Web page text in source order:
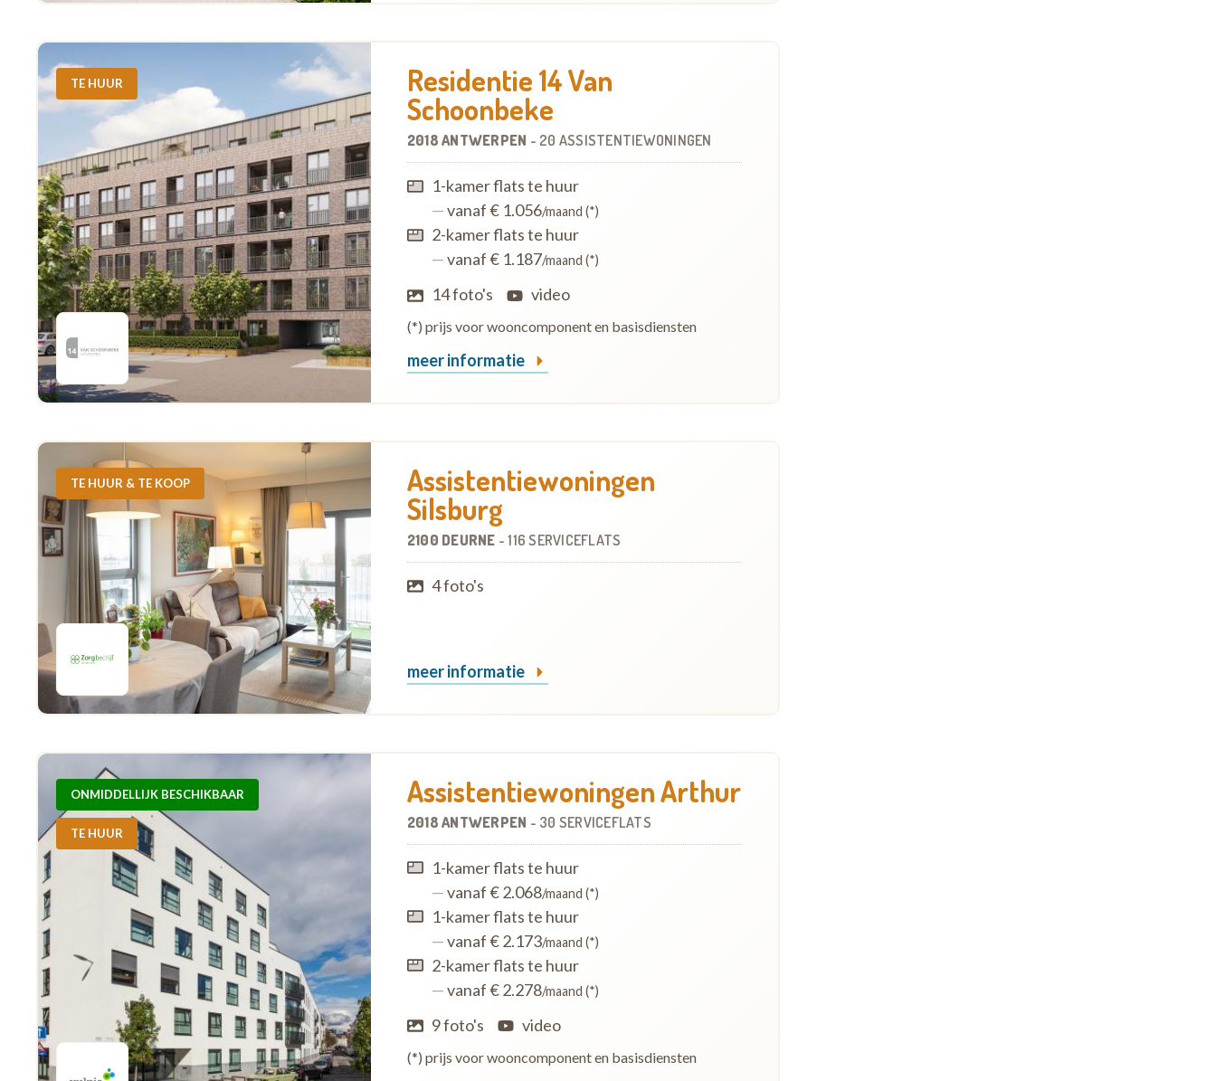
TE HUUR Residentie 14 Van
Schoonbeke
2018 ANTWERPEN - 20 ASSISTENTIEWONINGEN
1-kamer flats te huur
—vanaf € 1.056/maand (*)
2-kamer flats te huur
—vanaf € 1.187/maand (*)
14 foto's video
(*) prijs voor wooncomponent en basisdiensten
meer informatie
TE HUUR & TE KOOP Assistentiewoningen
Silsburg
2100 DEURNE -116 SERVICEFLATS
4 foto's
meer informatie
ONMIDDELLIJK BESCHIKBAAR
TE HUUR
Assistentiewoningen Arthur
2018 ANTWERPEN - 30 SERVICEFLATS
1-kamer flats te huur
—vanaf € 2.068/maand (*)
1-kamer flats te huur
—vanaf € 2.173/maand (*)
2-kamer flats te huur
—vanaf € 2.278/maand (*)
9 foto's video
(*) prijs voor wooncomponent en basisdiensten